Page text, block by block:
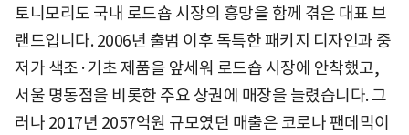
토니모리도 국내 로드숍 시장의 흥망을 함께 겪은 대표 브
랜드입니다. 2006년 출범 이후 독특한 패키지 디자인과 중
저가 색조·기초 제품을 앞세워 로드숍 시장에 안착했고,
서울 명동점을 비롯한 주요 상권에 매장을 늘렸습니다. 그
러나 2017년 2057억원 규모였던 매출은 코로나 팬데믹이